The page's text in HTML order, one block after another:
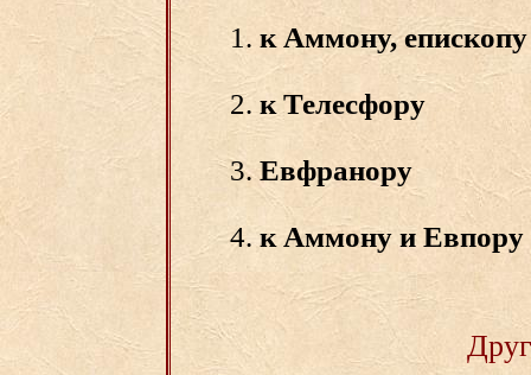
к Аммону,
к Телесфору
Евфранору
к Аммону и Евпору